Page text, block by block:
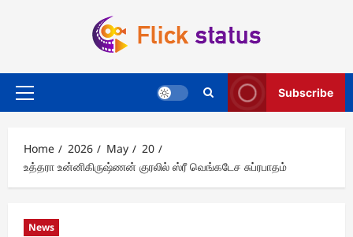
Primary
Subscribe
Home 2026 May
20
உத்தரா உன்னிகிருஷ்ணன் குரலில் ஸ்ரீ வெங்கடேச சுப்ரபாதம்
News